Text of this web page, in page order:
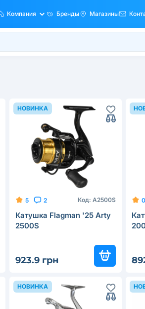
Компания Бренды Магазины
НОВИНКА
5 2 Код: A2500S
Катушка Flagman '25 Arty
2500S
923.9 грн
0
НОВИНКА